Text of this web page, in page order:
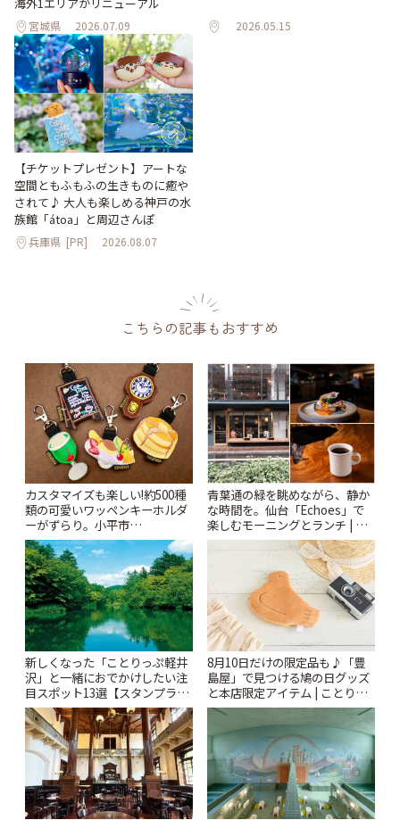
宮城県 2026.07.09 2026.05.15
【チケットプレゼント】アートな
空間ともふもふの生きものに癒や
されて♪ 大人も楽しめる神戸の水
族館「átoa」と周辺さんぽ
兵庫県 [PR] 2026.08.07
こちらの記事もおすすめ
カスタマイズも楽しい!約500種
類の可愛いワッペンキーホルダ
ーがずらり。小平市
「Kimamaya T&K」 | ことりっ
ぷ
青葉通の緑を眺めながら、静か
な時間を。仙台「Echoes」で
楽しむモーニングとランチ | こ
とりっぷ
新しくなった「ことりっぷ軽井
沢」と一緒におでかけしたい注
目スポット13選【スタンプラリ
ー開催中】 | ことりっぷ
8月10日だけの限定品も♪「豊
島屋」で見つける鳩の日グッズ
と本店限定アイテム | ことりっ
ぷ